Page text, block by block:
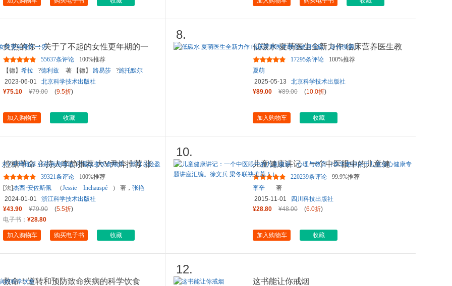
炙热的你：关于了不起的女性更年期的一
切
55637条评论
100%推荐
【德】 希拉 ?德利兹 著 【德】 路易莎 ?施托默尔
绘马心湖 译
2023-06-01
北京科学技术出版社
¥75.10
¥79.00 (9.5折)
加入购物车 收藏
8.
低碳水 夏萌医生全新力作 临床营养医生教
你健康低碳、逆转慢病！
17295条评论
100%推荐
夏萌
2025-05-13
北京科学技术出版社
¥89.00
¥89.00 (10.0折)
加入购物车 收藏
控糖革命 主持人李静推荐 大V尹烨推荐 张
萌亲测有效 只需改变饮...
39321条评论
100%推荐
[法]杰西·安佐斯佩 （Jessie Inchauspé ） 著， 张艳
娟
译， 湛庐文化 出品
2024-01-01
浙江科学技术出版社
¥43.90
¥79.90 (5.5折)
电子书： ¥28.80
加入购物车 购买电子书 收藏
10.
儿童健康讲记：一个中医眼中的儿童健
康、心理与教育（李辛老师关...
220239条评论
99.9%推荐
李辛
著
2015-11-01
四川科技出版社
¥28.80
¥48.00 (6.0折)
加入购物车 收藏
救命！逆转和预防致命疾病的科学饮食
12.
这书能让你戒烟